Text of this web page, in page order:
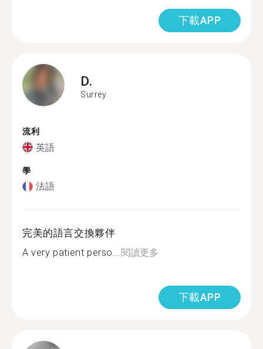
下載APP
D.
Surrey
流利
英語
學
法語
完美的語言交換夥伴
A very patient perso...閱讀更多
下載APP